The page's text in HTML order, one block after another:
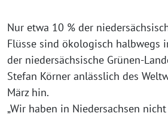
Nur etwa 10 % der
Flüsse sind ökologisch halbwegs
der niedersächsische Grünen-
Stefan Körner anlässlich des
März hin.
„Wir haben in Niedersachsen